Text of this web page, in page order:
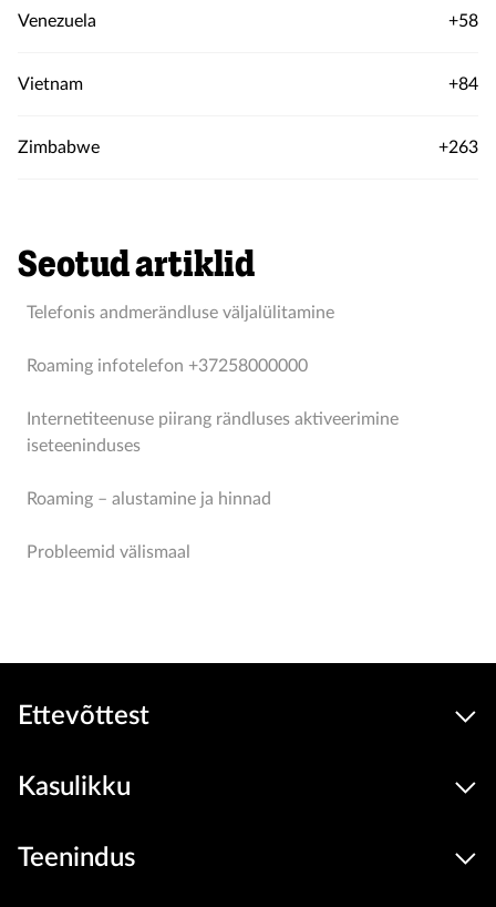
Venezuela +58
Vietnam +84
Zimbabwe +263
Seotud artiklid
Telefonis andmerändluse väljalülitamine
Roaming infotelefon +37258000000
Internetiteenuse piirang rändluses aktiveerimine
iseteeninduses
Roaming – alustamine ja hinnad
Probleemid välismaal
Ettevõttest
Kasulikku
Teenindus